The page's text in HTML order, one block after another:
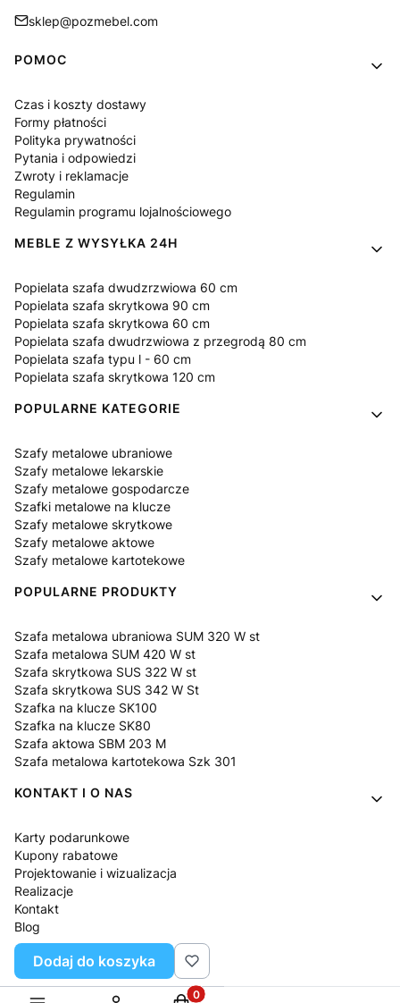
sklep@pozmebel.com
Linki w stopce
POMOC
Czas i koszty dostawy
Formy płatności
Polityka prywatności
Pytania i odpowiedzi
Zwroty i reklamacje
Regulamin
Regulamin programu lojalnościowego
MEBLE Z WYSYŁKA 24H
Popielata szafa dwudzrzwiowa 60 cm
Popielata szafa skrytkowa 90 cm
Popielata szafa skrytkowa 60 cm
Popielata szafa dwudrzwiowa z przegrodą 80 cm
Popielata szafa typu l - 60 cm
Popielata szafa skrytkowa 120 cm
POPULARNE KATEGORIE
Szafy metalowe ubraniowe
Szafy metalowe lekarskie
Szafy metalowe gospodarcze
Szafki metalowe na klucze
Szafy metalowe skrytkowe
Szafy metalowe aktowe
Szafy metalowe kartotekowe
POPULARNE PRODUKTY
Szafa metalowa ubraniowa SUM 320 W st
Szafa metalowa SUM 420 W st
Szafa skrytkowa SUS 322 W st
Szafa skrytkowa SUS 342 W St
Szafka na klucze SK100
Szafka na klucze SK80
Szafa aktowa SBM 203 M
Szafa metalowa kartotekowa Szk 301
KONTAKT I O NAS
Karty podarunkowe
Kupony rabatowe
Projektowanie i wizualizacja
Realizacje
Kontakt
Blog
O nas
Pytania i odpowiedzi
Dodaj do koszyka